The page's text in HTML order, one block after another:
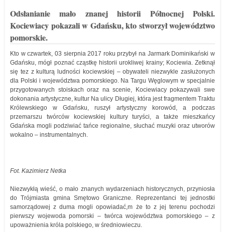
Odsłanianie mało znanej historii Północnej Polski.
Kociewiacy pokazali w Gdańsku, kto stworzył województwo
pomorskie.
Kto w czwartek, 03 sierpnia 2017 roku przybył na Jarmark Dominikański w
Gdańsku, mógł poznać cząstkę historii urokliwej krainy; Kociewia. Zetknął
się tez z kulturą ludności kociewskiej – obywateli niezwykle zasłużonych
dla Polski i województwa pomorskiego. Na Targu Węglowym w specjalnie
przygotowanych stoiskach oraz na scenie, Kociewiacy pokazywali swe
dokonania artystyczne, kultur Na ulicy Długiej, która jest fragmentem Traktu
Królewskiego w Gdańsku, ruszył artystyczny korowód, a podczas
przemarszu twórców kociewskiej kultury turyści, a także mieszkańcy
Gdańska mogli podziwiać tańce regionalne, słuchać muzyki oraz utworów
wokalno – instrumentalnych.
Fot. Kazimierz Netka
Niezwykłą wieść, o mało znanych wydarzeniach historycznych, przyniosła
do Trójmiasta gmina Smętowo Graniczne. Reprezentanci tej jednostki
samorządowej z duma mogli opowiadać,m że to z jej terenu pochodzi
pierwszy wojewoda pomorski – twórca województwa pomorskiego – z
upoważnienia króla polskiego, w średniowieczu.